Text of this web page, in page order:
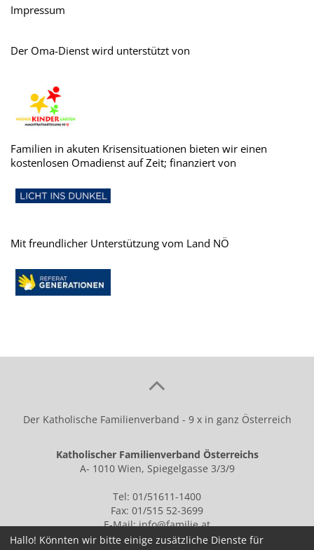
Impressum
Der Oma-Dienst wird unterstützt von
Familien in akuten Krisensituationen bieten wir einen
kostenlosen Omadienst auf Zeit; finanziert von
Mit freundlicher Unterstützung vom Land NÖ
Der Katholische Familienverband - 9 x in ganz Österreich
Katholischer Familienverband Österreichs
A- 1010 Wien, Spiegelgasse 3/3/9
Tel: 01/51611-1400
Fax: 01/515 52-3699
E-Mail:info@familie.at
Hallo! Könnten wir bitte einige zusätzliche Dienste für